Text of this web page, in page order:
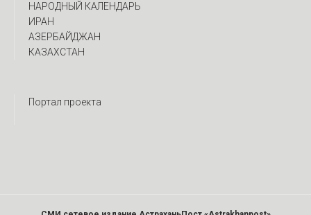
НАРОДНЫЙ КАЛЕНДАРЬ
ИРАН
АЗЕРБАЙДЖАН
КАЗАХСТАН
Портал проекта